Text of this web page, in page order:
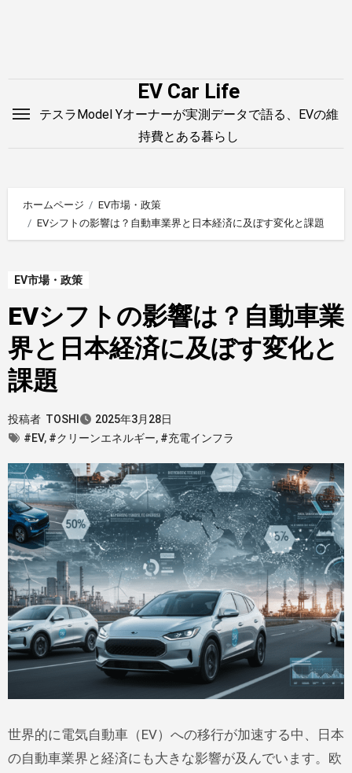
EV Car Life
テスラModel Yオーナーが実測データで語る、EVの維
持費とある暮らし
ホームページ
EV市場・政策
EVシフトの影響は？自動車業界と日本経済に及ぼす変化と課題
EV市場・政策
EVシフトの影響は？自動車業
界と日本経済に及ぼす変化と
課題
投稿者 TOSHI
2025年3月28日
#EV, #クリーンエネルギー, #充電インフラ
世界的に電気自動車（EV）への移行が加速する中、日本
の自動車業界と経済にも大きな影響が及んでいます。欧